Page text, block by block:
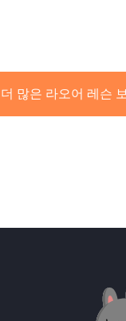
더 많은 라오어 레슨